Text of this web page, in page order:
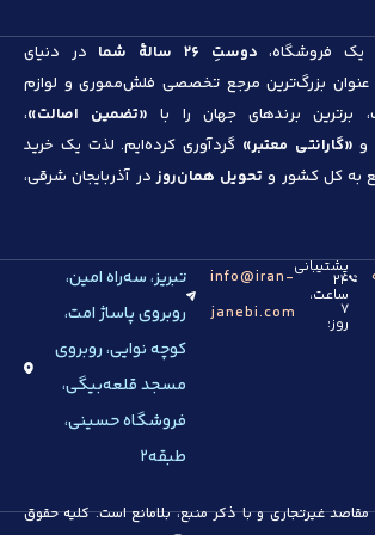
یک فروشگاه، دوستِ ۲۶ سالهٔ شما
در دنیای
بزرگ‌ترین مرجع تخصصی فلش‌مموری و لوازم
برترین برندهای جهان را با «تضمین اصالت»،
و «گارانتی معتبر» گردآوری کرده‌ایم. لذت یک خرید
به کل کشور و تحویل همان‌روزدر آذربایجان شرقی،
پشتیبانی
۲۴
ساعت،
۷
روز:
info@iran-
janebi.com
تبریز، سه‌راه امین،
روبروی پاساژ امت،
کوچه نوایی، روبروی
مسجد قلعه‌بیگی،
فروشگاه حسینی،
طبقه۲
مقاصد غیرتجاری و با ذکر منبع، بلامانع است. کلیه حقوق